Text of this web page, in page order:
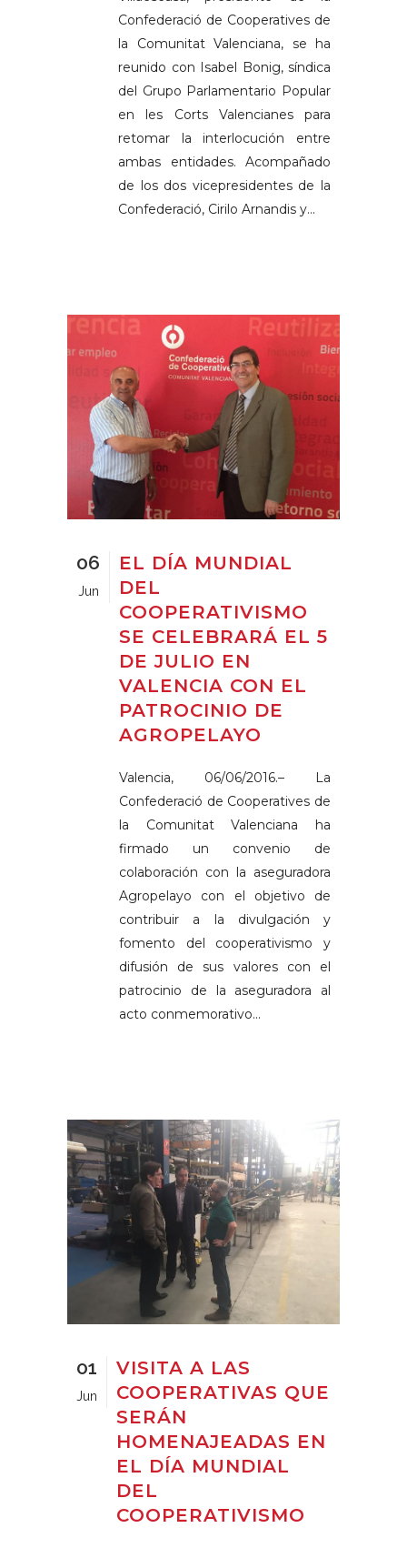
Confederació de Cooperatives de
la Comunitat Valenciana, se ha
reunido con Isabel Bonig, síndica
del Grupo Parlamentario Popular
en les Corts Valencianes para
retomar la interlocución entre
ambas entidades. Acompañado
de los dos vicepresidentes de la
Confederació, Cirilo Arnandis y...
06
Jun
EL DÍA MUNDIAL
DEL
COOPERATIVISMO
SE CELEBRARÁ EL 5
DE JULIO EN
VALENCIA CON EL
PATROCINIO DE
AGROPELAYO
Valencia, 06/06/2016.– La
Confederació de Cooperatives de
la Comunitat Valenciana ha
firmado un convenio de
colaboración con la aseguradora
Agropelayo con el objetivo de
contribuir a la divulgación y
fomento del cooperativismo y
difusión de sus valores con el
patrocinio de la aseguradora al
acto conmemorativo...
01
Jun
VISITA A LAS
COOPERATIVAS QUE
SERÁN
HOMENAJEADAS EN
EL DÍA MUNDIAL
DEL
COOPERATIVISMO